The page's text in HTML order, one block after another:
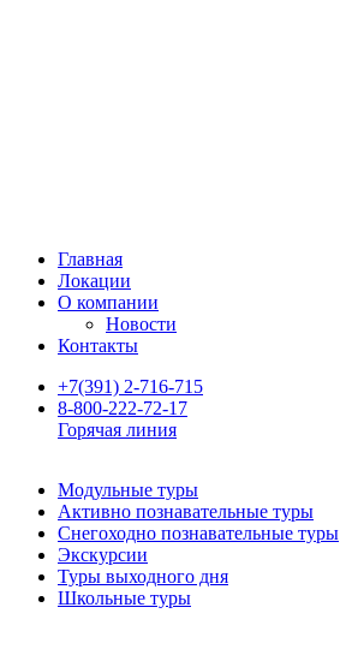
Главная
Локации
О компании
Новости
Контакты
+7(391) 2-716-715
8-800-222-72-17
Горячая линия
Модульные туры
Активно познавательные туры
Снегоходно познавательные туры
Экскурсии
Туры выходного дня
Школьные туры